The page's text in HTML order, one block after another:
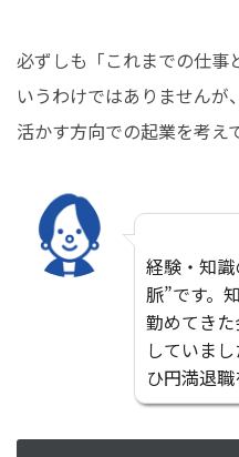
必ずしも「これまでの仕事
いうわけではありませんが
活かす方向での起業を考え
経験・知
脈”です。
勤めてき
していま
ひ円満退